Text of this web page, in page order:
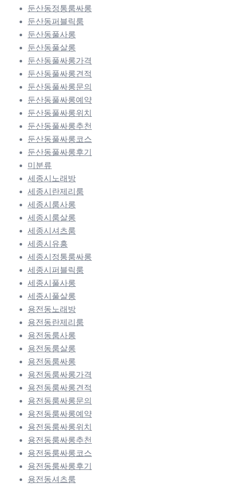
둔산동정통룸싸롱
둔산동퍼블릭룸
둔산동풀사롱
둔산동풀살롱
둔산동풀싸롱가격
둔산동풀싸롱견적
둔산동풀싸롱문의
둔산동풀싸롱예약
둔산동풀싸롱위치
둔산동풀싸롱추천
둔산동풀싸롱코스
둔산동풀싸롱후기
미분류
세종시노래방
세종시란제리룸
세종시룸사롱
세종시룸살롱
세종시셔츠룸
세종시유흥
세종시정통룸싸롱
세종시퍼블릭룸
세종시풀사롱
세종시풀살롱
용전동노래방
용전동란제리룸
용전동룸사롱
용전동룸살롱
용전동룸싸롱
용전동룸싸롱가격
용전동룸싸롱견적
용전동룸싸롱문의
용전동룸싸롱예약
용전동룸싸롱위치
용전동룸싸롱추천
용전동룸싸롱코스
용전동룸싸롱후기
용전동셔츠룸